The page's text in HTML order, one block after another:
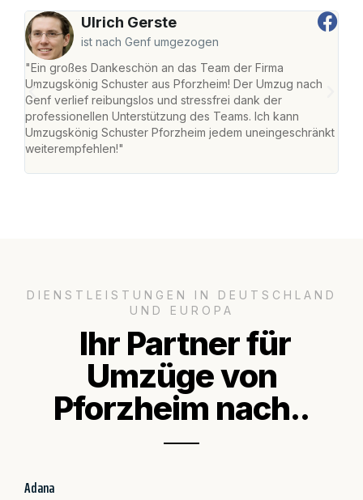
Ulrich Gerste
ist nach Genf umgezogen
"Ein großes Dankeschön an das Team der Firma
Umzugskönig Schuster aus Pforzheim! Der Umzug nach
Genf verlief reibungslos und stressfrei dank der
professionellen Unterstützung des Teams. Ich kann
Umzugskönig Schuster Pforzheim jedem uneingeschränkt
weiterempfehlen!"
DIENSTLEISTUNGEN IN DEUTSCHLAND
UND EUROPA
Ihr Partner für
Umzüge von
Pforzheim nach..
Adana